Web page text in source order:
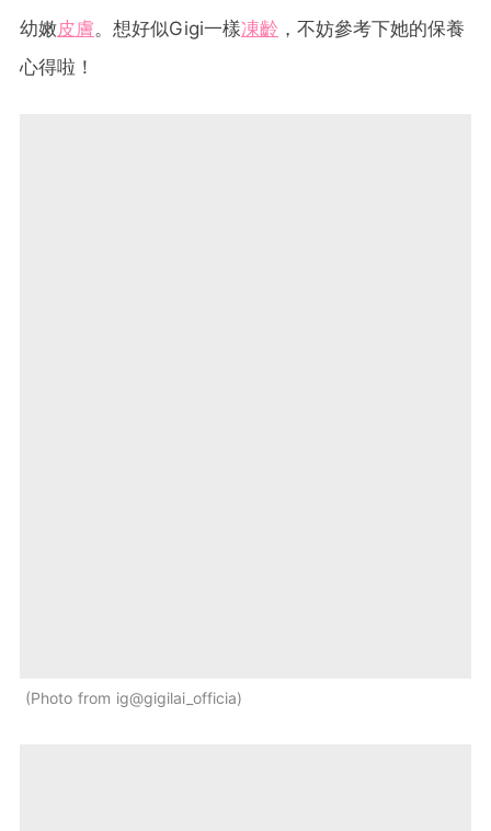
幼嫩皮膚。想好似Gigi一樣凍齡 ，不妨參考下她的保養
心得啦！
Photo from ig@gigilai_officia